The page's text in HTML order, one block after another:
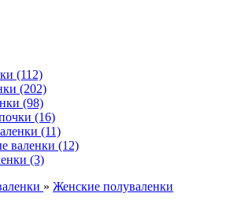
(112)
(202)
(98)
(16)
(11)
валенки (12)
(3)
» Женские полуваленки